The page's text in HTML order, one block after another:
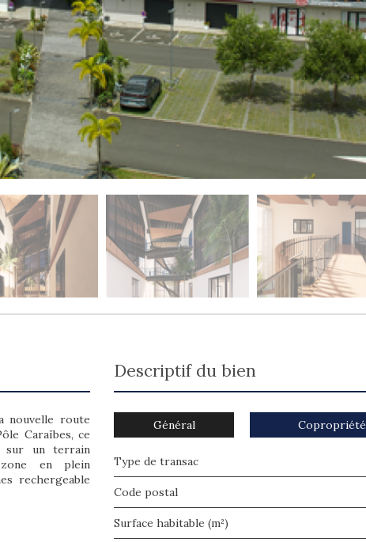
nouvelle route
Caraïbes, ce
sur un terrain
en plein
rechergeable
descriptif du bien
Général Copropriété
Type de transac
Code postal
Surface habitable (m²)